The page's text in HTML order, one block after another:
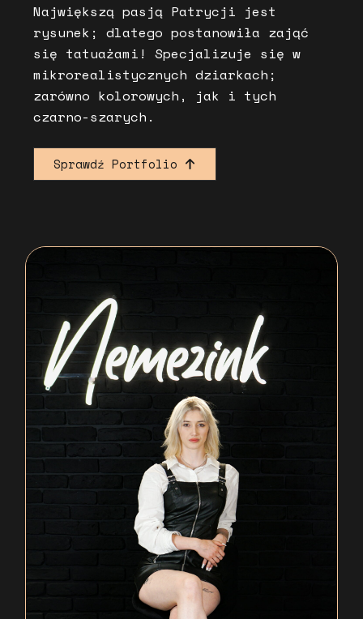
Największą pasją Patrycji jest
rysunek; dlatego postanowiła zająć
się tatuażami! Specjalizuje się w
mikrorealistycznych dziarkach;
zarówno kolorowych, jak i tych
czarno-szarych.
Sprawdź Portfolio